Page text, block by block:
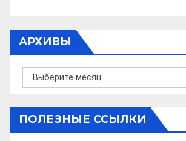
АРХИВЫ
Архивы
ПОЛЕЗНЫЕ ССЫЛКИ